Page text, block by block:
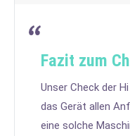
Fazit zum
Unser Check der
das Gerät allen
eine solche